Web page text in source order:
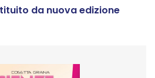
da nuova edizione